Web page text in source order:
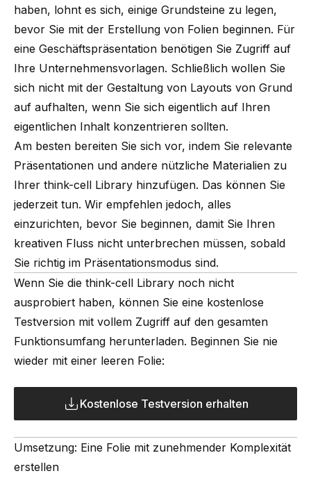
haben, lohnt es sich, einige Grundsteine zu legen,
bevor Sie mit der Erstellung von Folien beginnen. Für
eine Geschäftspräsentation benötigen Sie Zugriff auf
Ihre Unternehmensvorlagen. Schließlich wollen Sie
sich nicht mit der Gestaltung von Layouts von Grund
auf aufhalten, wenn Sie sich eigentlich auf Ihren
eigentlichen Inhalt konzentrieren sollten.
Am besten bereiten Sie sich vor, indem Sie relevante
Präsentationen und andere nützliche Materialien zu
Ihrer think-cell Library hinzufügen. Das können Sie
jederzeit tun. Wir empfehlen jedoch, alles
einzurichten, bevor Sie beginnen, damit Sie Ihren
kreativen Fluss nicht unterbrechen müssen, sobald
Sie richtig im Präsentationsmodus sind.
Wenn Sie die think-cell Library noch nicht
ausprobiert haben, können Sie eine kostenlose
Testversion mit vollem Zugriff auf den gesamten
Funktionsumfang herunterladen. Beginnen Sie nie
wieder mit einer leeren Folie:
Kostenlose Testversion erhalten
Umsetzung: Eine Folie mit zunehmender Komplexität
erstellen